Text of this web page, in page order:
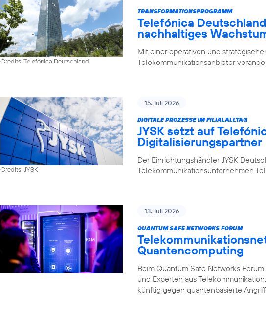
Credits: Telefónica Deutschland
TRANSFORMATIONSPROGRAMM
Telefónica
nachhaltiges
Mit einer operativen und
Telekommunikationsanbieter
Credits: JYSK
15. Juli 2026
DIGITALE PROZESSE IM FILIALALLTAG
JYSK setzt auf
Digitalisierungspartner
Der Einrichtungshändler JYSK
Telekommunikationsunternehmen
13. Juli 2026
QUANTUM SAFE NETWORKS FORUM
Quantencomputing
Beim Quantum Safe Networks
und Experten aus
künftig gegen quantenbasierte